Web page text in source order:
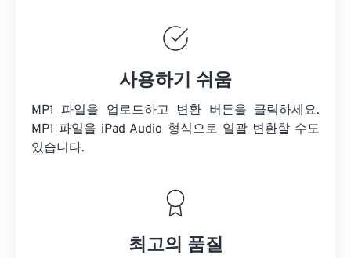
사용하기 쉬움
MP1 파일을 업로드하고 변환 버튼을 클릭하세요.
MP1 파일을 iPad Audio 형식으로 일괄 변환할 수도
있습니다.
최고의 품질